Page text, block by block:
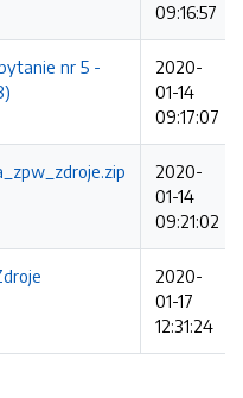
09:16:57
nr 5 -
2020-
01-14
09:17:07
2020-
01-14
09:21:02
2020-
01-17
12:31:24